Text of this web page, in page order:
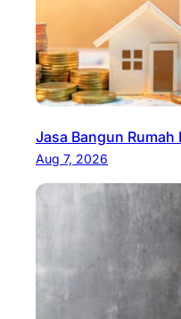
Jasa Bangun Rumah
Aug 7, 2026